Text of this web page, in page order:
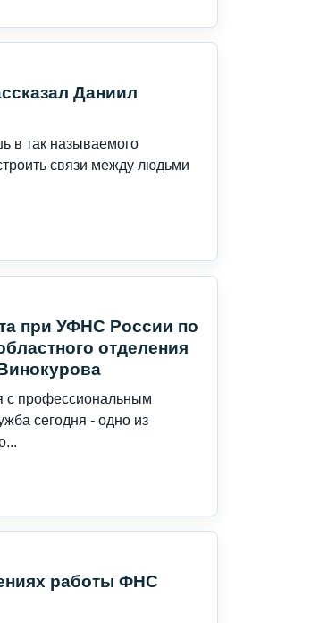
Даниил
в так называемого
связи между людьми
при УФНС России по
отделения
с профессиональным
сегодня - одно из
работы ФНС